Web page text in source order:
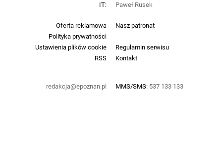
Oferta reklamowa
Nasz patronat
Polityka prywatności
Ustawienia plików cookie
Regulamin serwisu
RSS
Kontakt
redakcja@epoznan.pl MMS/SMS: 537 133 133
IT:
Paweł Rusek